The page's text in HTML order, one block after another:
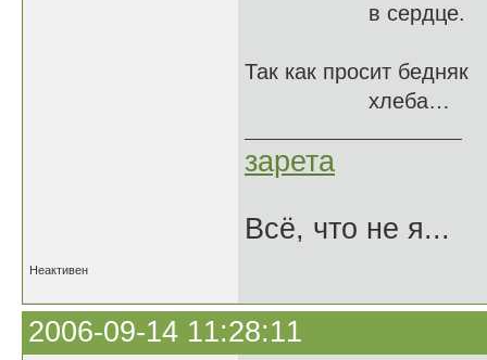
в сердце.
Так как просит
хлеба…
зарета
Всё, что не я...
Неактивен
2006-09-14 11:28:11